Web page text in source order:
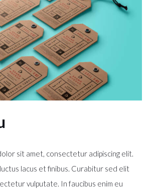
sit amet, consectetur adipiscing elit.
lacus et finibus. Curabitur sed elit
vulputate. In faucibus enim eu